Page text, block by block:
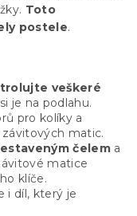
Toto
postele.
veškeré
je na podlahu.
pro kolíky a
matic.
čelem a
matice
klíče.
i díl, který je